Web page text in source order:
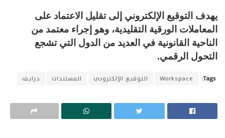
يهدف التوقيع الإلكتروني إلى تقليل الاعتماد على
المعاملات الورقية التقليدية، وهو إجراء معتمد من
الناحية القانونية في العديد من الدول التي تشجع
التحول الرقمي.
Tags:
Workspace التوقيع الإلكتروني المستندات درايف